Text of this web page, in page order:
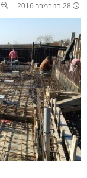
28 בנובמבר 2016